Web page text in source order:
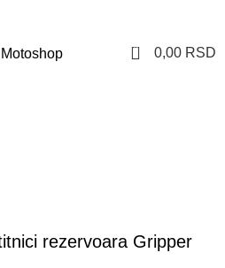
0 0,00 RSD
rezervoara Gripper